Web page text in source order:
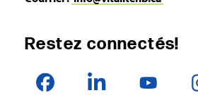
Restez connectés!